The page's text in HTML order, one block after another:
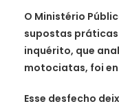
O Ministério
supostas práticas
inquérito, que
motociatas, foi
Esse desfecho